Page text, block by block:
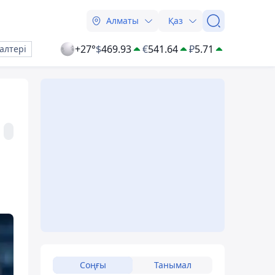
Алматы Қаз
+27°$469.93 €541.64 ₽5.71
Соңғы Танымал